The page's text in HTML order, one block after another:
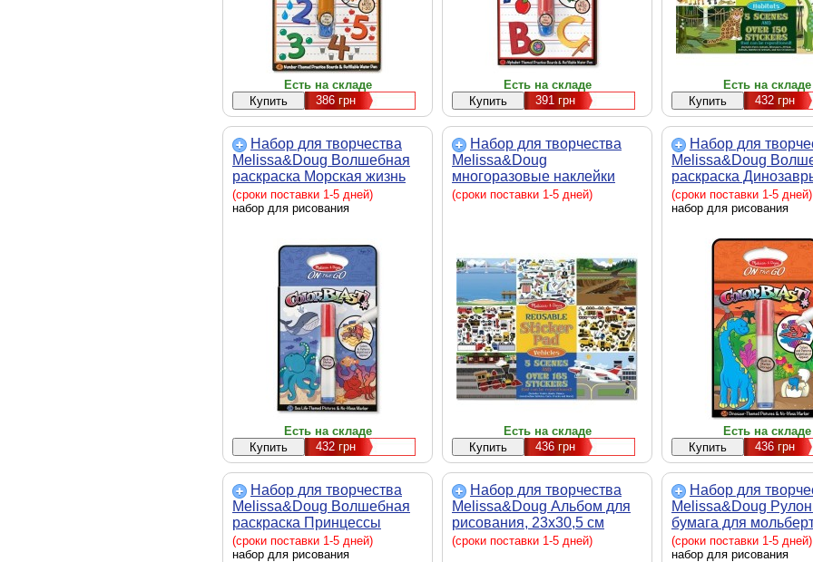
Есть на складе
386грн
Есть на складе
391грн
Есть на складе
432грн
Набор для творчества
Melissa&Doug Волшебная
раскраска Морская жизнь
(MD5358)
(сроки поставки 1-5 дней)
набор для рисования
Есть на складе
432грн
Набор для творчества
Melissa&Doug
многоразовые наклейки
"Транспорт" (MD4199)
(сроки поставки 1-5 дней)
Есть на складе
436грн
Набор для
Melissa&Doug
раскраска
(MD5357)
(сроки поставки 1-5 дней)
набор для рисования
Есть на складе
436грн
Набор для творчества
Melissa&Doug Волшебная
раскраска Принцессы
(MD5356)
(сроки поставки 1-5 дней)
набор для рисования
Набор для творчества
Melissa&Doug Альбом для
рисования, 23х30,5 см
(MD4194)
(сроки поставки 1-5 дней)
Набор для
Melissa&Doug
бумага для
(MD1486)
(сроки поставки 1-5 дней)
набор для рисования